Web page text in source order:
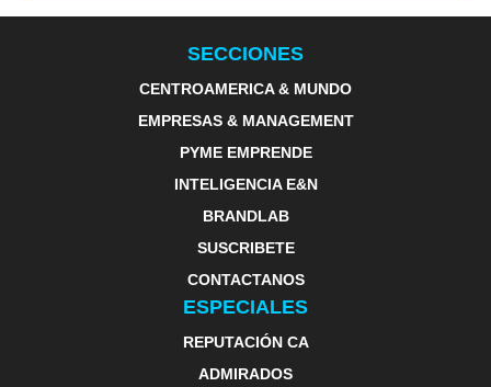
SECCIONES
CENTROAMERICA & MUNDO
EMPRESAS & MANAGEMENT
PYME EMPRENDE
INTELIGENCIA E&N
BRANDLAB
SUSCRIBETE
CONTACTANOS
ESPECIALES
REPUTACIÓN CA
ADMIRADOS